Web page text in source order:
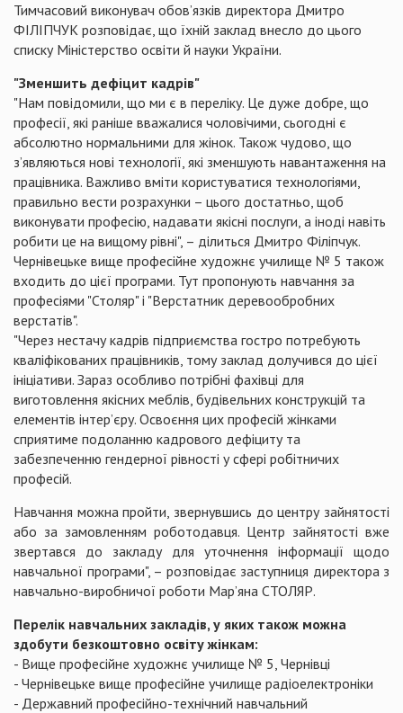
Тимчасовий виконувач обов’язків директора Дмитро
ФІЛІПЧУК розповідає, що їхній заклад внесло до цього
списку Міністерство освіти й науки України.
"Зменшить дефіцит кадрів"
"Нам повідомили, що ми є в переліку. Це дуже добре, що
професії, які раніше вважалися чоловічими, сьогодні є
абсолютно нормальними для жінок. Також чудово, що
з’являються нові технології, які зменшують навантаження на
працівника. Важливо вміти користуватися технологіями,
правильно вести розрахунки – цього достатньо, щоб
виконувати професію, надавати якісні послуги, а іноді навіть
робити це на вищому рівні", – ділиться Дмитро Філіпчук.
Чернівецьке вище професійне художнє училище № 5 також
входить до цієї програми. Тут пропонують навчання за
професіями "Столяр" і "Верстатник деревообробних
верстатів".
"Через нестачу кадрів підприємства гостро потребують
кваліфікованих працівників, тому заклад долучився до цієї
ініціативи. Зараз особливо потрібні фахівці для
виготовлення якісних меблів, будівельних конструкцій та
елементів інтер’єру. Освоєння цих професій жінками
сприятиме подоланню кадрового дефіциту та
забезпеченню гендерної рівності у сфері робітничих
професій.
Навчання можна пройти, звернувшись до центру зайнятості
або за замовленням роботодавця. Центр зайнятості вже
звертався до закладу для уточнення інформації щодо
навчальної програми", – розповідає заступниця директора з
навчально-виробничої роботи Мар’яна СТОЛЯР.
Перелік навчальних закладів, у яких також можна
здобути безкоштовно освіту жінкам:
- Вище професійне художнє училище № 5, Чернівці
- Чернівецьке вище професійне училище радіоелектроніки
- Державний професійно-технічний навчальний